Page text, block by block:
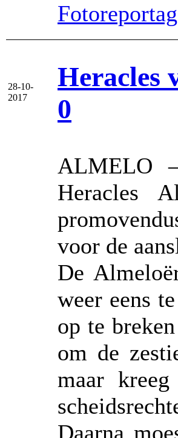
28-10-
2017
Heracles
0
ALMELO
Heracles
voor de
De
weer eens
op te
om de
maar
Daarna